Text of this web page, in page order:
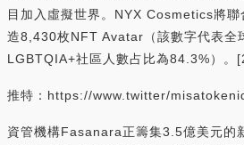
目加入虛擬世界。NYX Cosmetics將
造8,430枚NFT Avatar（該數字代表全
LGBTQIA+社區人數占比為84.3%）
推特：https://www.twitter/
資管機構Fasanara正籌集3.5億美元的